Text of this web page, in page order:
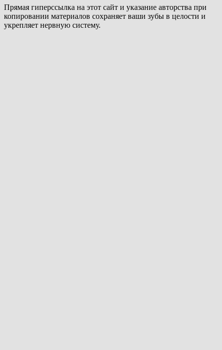
Прямая гиперссылка на этот сайт и указание авторства при
копировании материалов сохраняет ваши зубы в целости и
укрепляет нервную систему.